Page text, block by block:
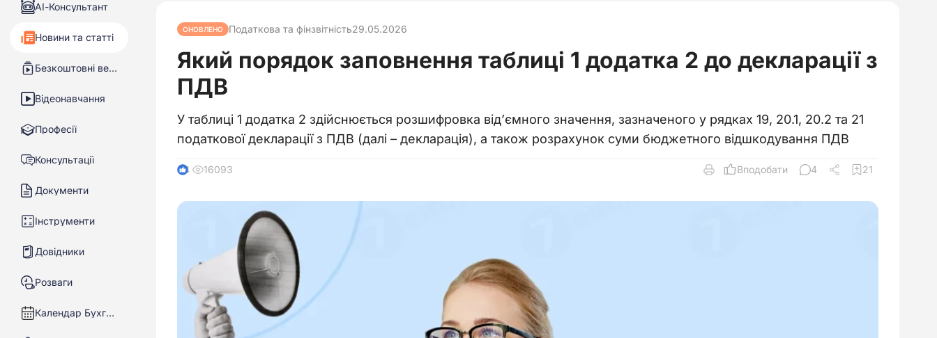
АІ-Консультант
Новини та статті
Безкоштовні вебінари
Відеонавчання
Професії
Консультації
Документи
Інструменти
Довідники
Розваги
Календар Бухгалтера
ОНОВЛЕНО Податкова та фінзвітність29.05.2026
Який порядок заповнення таблиці 1 додатка 2 до декларації з
ПДВ
У таблиці 1 додатка 2 здійснюється розшифровка від’ємного значення, зазначеного у рядках 19, 20.1, 20.2 та 21
податкової декларації з ПДВ (далі – декларація), а також розрахунок суми бюджетного відшкодування ПДВ
4 16093 Вподобати 4 21